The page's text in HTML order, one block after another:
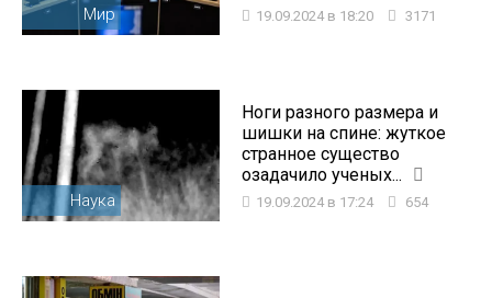
Мир 19.09.2024 в 18:20 3171
Наука
Ноги разного размера и
шишки на спине: жуткое
странное существо
озадачило ученых...
19.09.2024 в 17:24 654